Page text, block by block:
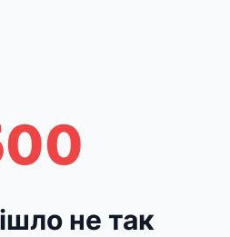
не так